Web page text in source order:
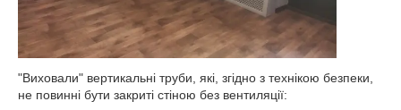
"Виховали" вертикальні труби, які, згідно з технікою безпеки,
не повинні бути закриті стіною без вентиляції: